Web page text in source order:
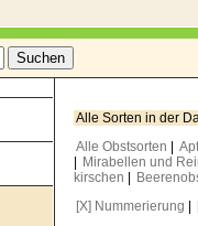
Alle Sorten in der
Alle Obstsorten
Mirabellen und
kirschen
[X] Nummerierung